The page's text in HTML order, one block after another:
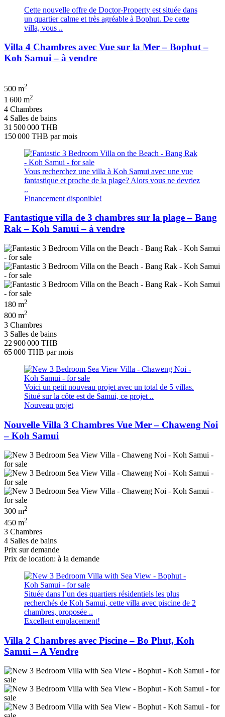
Cette nouvelle offre de Doctor-Property est située dans
un quartier calme et très agréable à Bophut. De cette
villa, vous ..
Villa 4 Chambres avec Vue sur la Mer – Bophut –
Koh Samui – à vendre
500 m2
1 600 m2
4 Chambres
4 Salles de bains
31 500 000 THB
150 000 THB par mois
Vous recherchez une villa à Koh Samui avec une vue
fantastique et proche de la plage? Alors vous ne devriez
..
Financement disponible!
Fantastique villa de 3 chambres sur la plage – Bang
Rak – Koh Samui – à vendre
180 m2
800 m2
3 Chambres
3 Salles de bains
22 900 000 THB
65 000 THB par mois
Voici un petit nouveau projet avec un total de 5 villas.
Situé sur la côte est de Samui, ce projet ..
Nouveau projet
Nouvelle Villa 3 Chambres Vue Mer – Chaweng Noi
– Koh Samui
300 m2
450 m2
3 Chambres
4 Salles de bains
Prix ​​sur demande
Prix de location: à la demande
Située dans l’un des quartiers résidentiels les plus
recherchés de Koh Samui, cette villa avec piscine de 2
chambres, proposée ..
Excellent emplacement!
Villa 2 Chambres avec Piscine – Bo Phut, Koh
Samui – A Vendre